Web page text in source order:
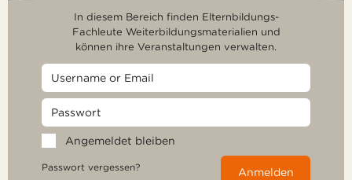
In diesem Bereich finden Elternbildungs-
Fachleute Weiterbildungsmaterialien und
können ihre Veranstaltungen verwalten.
Angemeldet bleiben
Passwort vergessen? Anmelden